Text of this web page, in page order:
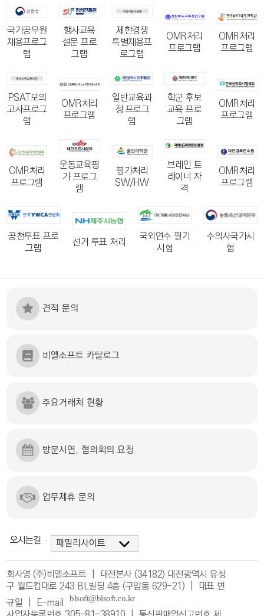
국가공무원
채용프로그
램
행사교육
설문 프로
그램
제한경쟁
특별채용프
로그램
OMR처리
프로그램
OMR처리
프로그램
PSAT모의
고사프로그
램
OMR처리
프로그램
일반교육과
정 프로그
램
학군 후보
교육 프로
그램
OMR처리
프로그램
OMR처리
프로그램
운동교육평
가 프로그
램
평가처리
SW/HW
브레인 트
레이너 자
격
OMR처리
프로그램
공천투표 프로
그램
선거 투표 처리
국외연수 필기
시험
수의사국가시
험
견적 문의
비엘소프트 카탈로그
주요거래처 현황
방문시연, 협의회의 요청
업무제휴 문의
오시는길
회사명 (주)비엘소프트 | 대전본사 (34182) 대전광역시 유성
구 월드컵대로 243 BL빌딩 4층 (구암동 629-21) | 대표 변
규일 |
E-mail